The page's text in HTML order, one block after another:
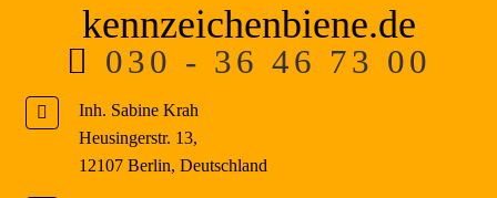
kennzeichenbiene.de
030 - 36 46 73 00
Inh. Sabine Krah
Heusingerstr. 13,
12107 Berlin, Deutschland